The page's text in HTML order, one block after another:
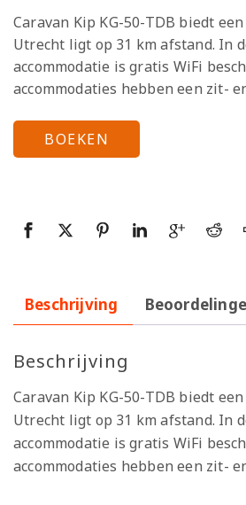
Caravan Kip KG-50-TDB biedt
Utrecht ligt op 31 km afstand. In
accommodatie is gratis WiFi
accommodaties hebben een zit-
BOEKEN
Beschrijving
Beschrijving
Caravan Kip KG-50-TDB biedt
Utrecht ligt op 31 km afstand. In
accommodatie is gratis WiFi
accommodaties hebben een zit-